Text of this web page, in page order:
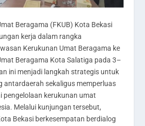
Beragama (FKUB) Kota Bekasi
kerja dalam rangka
Kerukunan Umat Beragama ke
Beragama Kota Salatiga pada 3–
ini menjadi langkah strategis untuk
antardaerah sekaligus memperluas
pengelolaan kerukunan umat
Melalui kunjungan tersebut,
Bekasi berkesempatan berdialog